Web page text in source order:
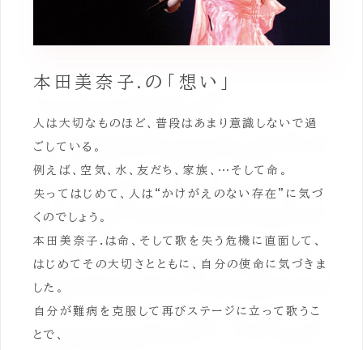
本田美奈子.の「想い」
人は大切なものほど、普段はあまり意識しないで過
ごしている。
例えば、空気、水、友だち、家族、…そして命。
失ってはじめて、人は“かけがえのない存在”に気づ
くのでしょう。
本田美奈子.は命、そして歌を失う危機に直面して、
はじめてその大切さとともに、自分の使命に気づきま
した。
自分が難病を克服して再びステージに立って歌うこ
とで、